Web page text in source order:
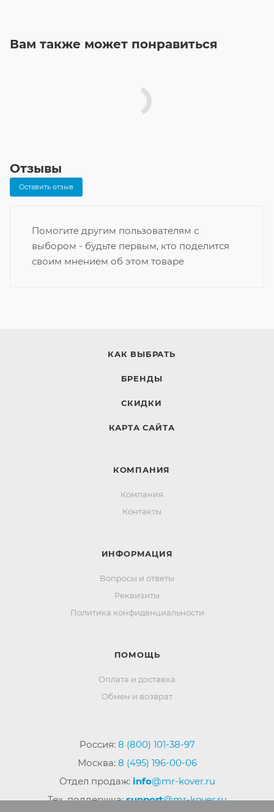
Вам также может понравиться
Отзывы
Оставить отзыв
Помогите другим пользователям с
выбором - будьте первым, кто поделится
своим мнением об этом товаре
КАК ВЫБРАТЬ
БРЕНДЫ
СКИДКИ
КАРТА САЙТА
КОМПАНИЯ
Компания
Контакты
ИНФОРМАЦИЯ
Вопросы и ответы
Реквизиты
Политика конфиденциальности
ПОМОЩЬ
Оплата и доставка
Обмен и возврат
Россия: 8 (800) 101-38-97
Москва: 8 (495) 196-00-06
Отдел продаж: info@mr-kover.ru
Тех. поддержка:support@mr-kover.ru